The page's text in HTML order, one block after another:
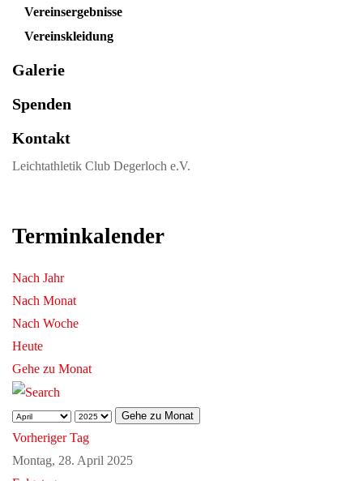
Vereinsergebnisse
Vereinskleidung
Galerie
Spenden
Kontakt
Leichtathletik Club Degerloch e.V.
Terminkalender
Nach Jahr
Nach Monat
Nach Woche
Heute
Gehe zu Monat
Gehe zu Monat
Vorheriger Tag
Montag, 28. April 2025